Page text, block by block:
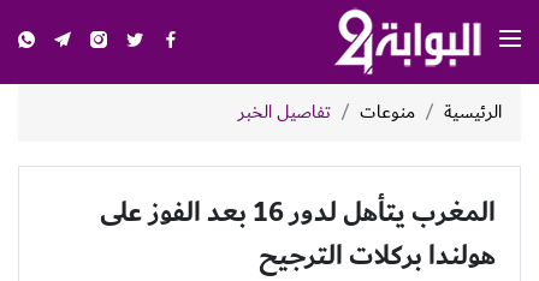
الرئيسية منوعات تفاصيل الخبر
المغرب يتأهل لدور 16 بعد الفوز على
هولندا بركلات الترجيح